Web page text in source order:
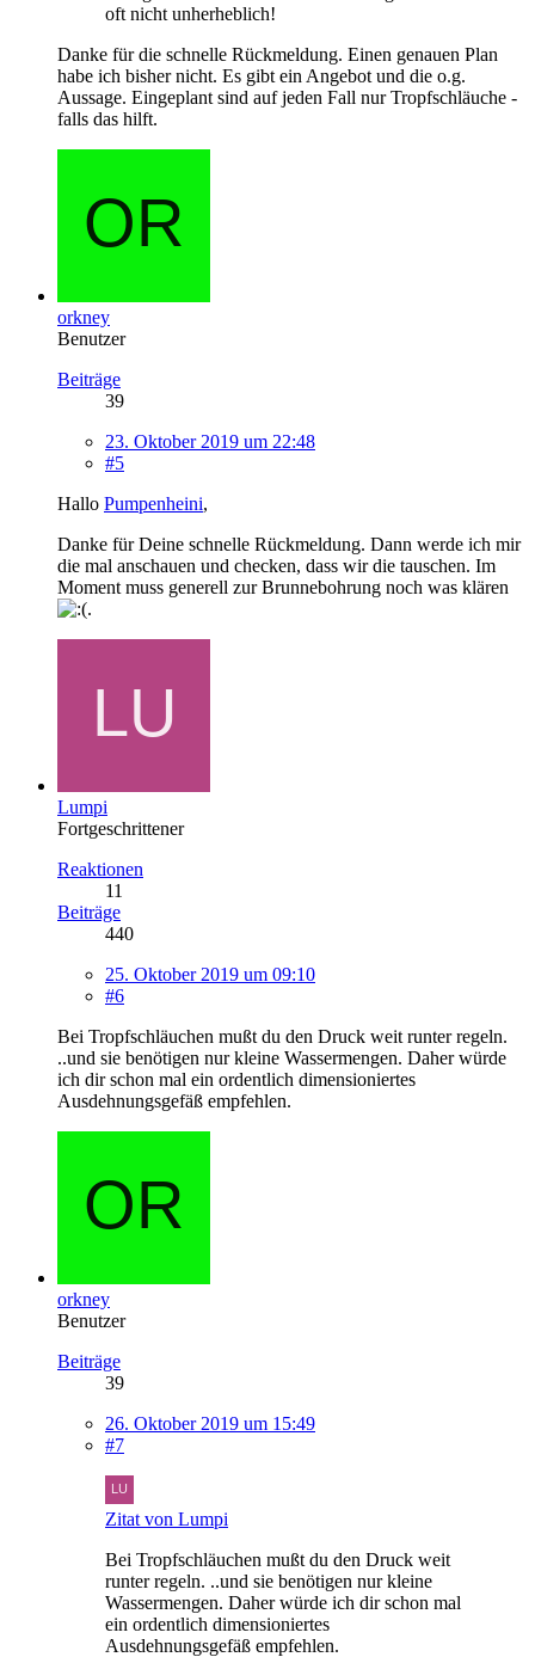
oft nicht unherheblich!
Danke für die schnelle Rückmeldung. Einen genauen Plan
habe ich bisher nicht. Es gibt ein Angebot und die o.g.
Aussage. Eingeplant sind auf jeden Fall nur Tropfschläuche -
falls das hilft.
orkney
Benutzer
Beiträge
39
23. Oktober 2019 um 22:48
#5
Hallo Pumpenheini,
Danke für Deine schnelle Rückmeldung. Dann werde ich mir
die mal anschauen und checken, dass wir die tauschen. Im
Moment muss generell zur Brunnebohrung noch was klären
.
Lumpi
Fortgeschrittener
Reaktionen
11
Beiträge
440
25. Oktober 2019 um 09:10
#6
Bei Tropfschläuchen mußt du den Druck weit runter regeln.
..und sie benötigen nur kleine Wassermengen. Daher würde
ich dir schon mal ein ordentlich dimensioniertes
Ausdehnungsgefäß empfehlen.
orkney
Benutzer
Beiträge
39
26. Oktober 2019 um 15:49
#7
Zitat von Lumpi
Bei Tropfschläuchen mußt du den Druck weit
runter regeln. ..und sie benötigen nur kleine
Wassermengen. Daher würde ich dir schon mal
ein ordentlich dimensioniertes
Ausdehnungsgefäß empfehlen.